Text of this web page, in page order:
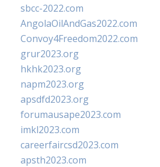
sbcc-2022.com
AngolaOilAndGas2022.com
Convoy4Freedom2022.com
grur2023.org
hkhk2023.org
napm2023.org
apsdfd2023.org
forumausape2023.com
imkl2023.com
careerfaircsd2023.com
apsth2023.com